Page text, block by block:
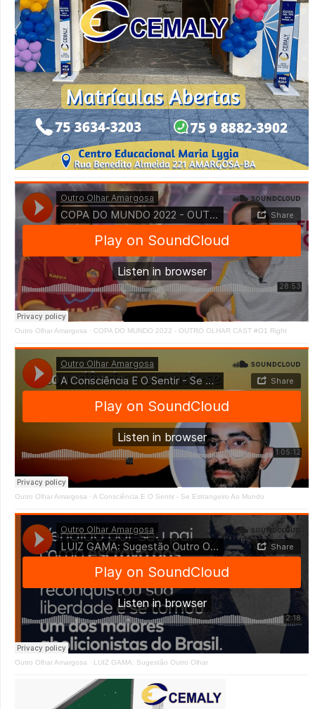
Outro Olhar Amargosa · COPA DO MUNDO 2022 - OUTRO OLHAR CAST #O1 Right
Outro Olhar Amargosa · A Consciência E O Sentir - Se Estrangeiro Ao Mundo
Outro Olhar Amargosa · LUIZ GAMA: Sugestão Outro Olhar